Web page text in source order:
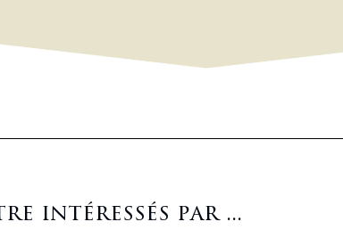
intéressés par ...